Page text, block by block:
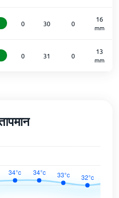
0 30 0
16
mm
0 31 0
13
mm